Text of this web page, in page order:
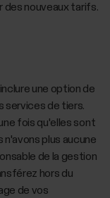
des nouveaux tarifs.
une option de
services de tiers.
fois qu'elles sont
plus aucune
de la gestion
hors du
de vos